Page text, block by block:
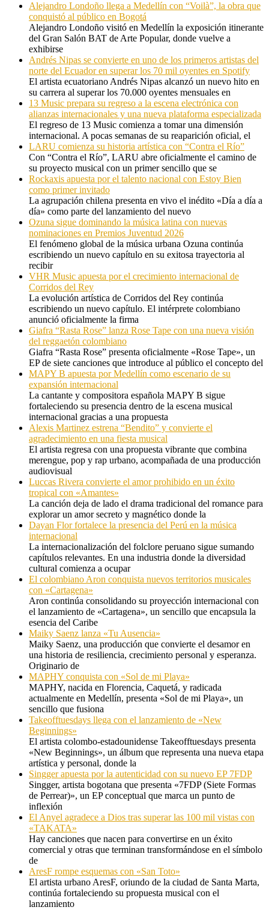
Alejandro Londoño llega a Medellín con “Voilà”, la obra que
conquistó al público en Bogotá
Alejandro Londoño visitó en Medellín la exposición itinerante
del Gran Salón BAT de Arte Popular, donde vuelve a
exhibirse
Andrés Nipas se convierte en uno de los primeros artistas del
norte del Ecuador en superar los 70 mil oyentes en Spotify
El artista ecuatoriano Andrés Nipas alcanzó un nuevo hito en
su carrera al superar los 70.000 oyentes mensuales en
13 Music prepara su regreso a la escena electrónica con
alianzas internacionales y una nueva plataforma especializada
El regreso de 13 Music comienza a tomar una dimensión
internacional. A pocas semanas de su reaparición oficial, el
LARU comienza su historia artística con “Contra el Río”
Con “Contra el Río”, LARU abre oficialmente el camino de
su proyecto musical con un primer sencillo que se
Rockaxis apuesta por el talento nacional con Estoy Bien
como primer invitado
La agrupación chilena presenta en vivo el inédito «Día a día a
día» como parte del lanzamiento del nuevo
Ozuna sigue dominando la música latina con nuevas
nominaciones en Premios Juventud 2026
El fenómeno global de la música urbana Ozuna continúa
escribiendo un nuevo capítulo en su exitosa trayectoria al
recibir
VHR Music apuesta por el crecimiento internacional de
Corridos del Rey
La evolución artística de Corridos del Rey continúa
escribiendo un nuevo capítulo. El intérprete colombiano
anunció oficialmente la firma
Giafra “Rasta Rose” lanza Rose Tape con una nueva visión
del reggaetón colombiano
Giafra “Rasta Rose” presenta oficialmente «Rose Tape», un
EP de siete canciones que introduce al público el concepto del
MAPY B apuesta por Medellín como escenario de su
expansión internacional
La cantante y compositora española MAPY B sigue
fortaleciendo su presencia dentro de la escena musical
internacional gracias a una propuesta
Alexis Martinez estrena “Bendito” y convierte el
agradecimiento en una fiesta musical
El artista regresa con una propuesta vibrante que combina
merengue, pop y rap urbano, acompañada de una producción
audiovisual
Luccas Rivera convierte el amor prohibido en un éxito
tropical con «Amantes»
La canción deja de lado el drama tradicional del romance para
explorar un amor secreto y magnético donde la
Dayan Flor fortalece la presencia del Perú en la música
internacional
La internacionalización del folclore peruano sigue sumando
capítulos relevantes. En una industria donde la diversidad
cultural comienza a ocupar
El colombiano Aron conquista nuevos territorios musicales
con «Cartagena»
Aron continúa consolidando su proyección internacional con
el lanzamiento de «Cartagena», un sencillo que encapsula la
esencia del Caribe
Maiky Saenz lanza «Tu Ausencia»
Maiky Saenz, una producción que convierte el desamor en
una historia de resiliencia, crecimiento personal y esperanza.
Originario de
MAPHY conquista con «Sol de mi Playa»
MAPHY, nacida en Florencia, Caquetá, y radicada
actualmente en Medellín, presenta «Sol de mi Playa», un
sencillo que fusiona
Takeofftuesdays llega con el lanzamiento de «New
Beginnings»
El artista colombo-estadounidense Takeofftuesdays presenta
«New Beginnings», un álbum que representa una nueva etapa
artística y personal, donde la
Singger apuesta por la autenticidad con su nuevo EP 7FDP
Singger, artista bogotana que presenta «7FDP (Siete Formas
de Perrear)», un EP conceptual que marca un punto de
inflexión
El Anyel agradece a Dios tras superar las 100 mil vistas con
«TAKATA»
Hay canciones que nacen para convertirse en un éxito
comercial y otras que terminan transformándose en el símbolo
de
AresF rompe esquemas con «San Toto»
El artista urbano AresF, oriundo de la ciudad de Santa Marta,
continúa fortaleciendo su propuesta musical con el
lanzamiento